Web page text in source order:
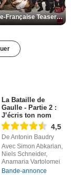
De la Comédie-Française Teaser VF
La Bataille de
Gaulle - Partie 2 :
J’écris ton nom
4,5
De Antonin Baudry
Avec Simon Abkarian,
Niels Schneider,
Anamaria Vartolomei
Bande-annonce